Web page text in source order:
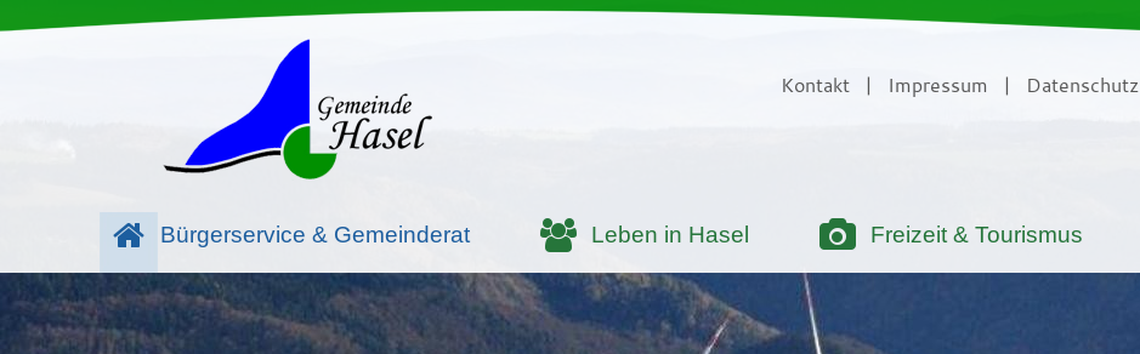
Kontakt | Impressum | Datenschutz
Bürgerservice & Gemeinderat Leben in Hasel Freizeit & Tourismus